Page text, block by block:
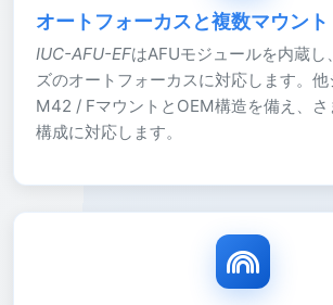
オートフォーカスと複数マウント
IUC-AFU-EFはAFUモジュールを内蔵
ズのオートフォーカスに対応します。
M42 / FマウントとOEM構造を備え、
構成に対応します。